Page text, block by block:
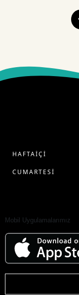
HAFTAİÇİ
CUMARTESİ
Mobil Uygulamalarımız